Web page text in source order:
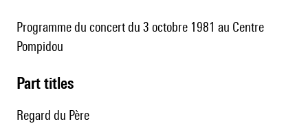
Programme du concert du 3 octobre 1981 au Centre
Pompidou
Part titles
Regard du Père